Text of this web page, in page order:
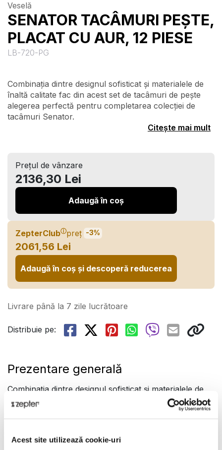
Acest site utilizează cookie-uri
Veselă
SENATOR TACÂMURI PEȘTE,
PLACAT CU AUR, 12 PIESE
LB-720-PG
Combinația dintre designul sofisticat și materialele de
înaltă calitate fac din acest set de tacâmuri de pește
alegerea perfectă pentru completarea colecției de
tacâmuri Senator.
Citește mai mult
Prețul de vânzare
2136,30 Lei
Adaugă în coș
ZepterClubⓘpreț -3%
2061,56 Lei
Adaugă în coș și descoperă reducerea
Livrare până la 7 zile lucrătoare
Distribuie pe:
Prezentare generală
Combinația dintre designul sofisticat și materialele de
înaltă calitate fac din acest set de tacâmuri de pește
alegerea perfectă pentru completarea colecției de
Prezentare